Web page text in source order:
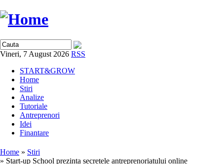
Vineri, 7 August 2026 RSS
START&GROW
Home
Stiri
Analize
Tutoriale
Antreprenori
Idei
Finantare
Home » Stiri
» Start-up School prezinta secretele antreprenoriatului online